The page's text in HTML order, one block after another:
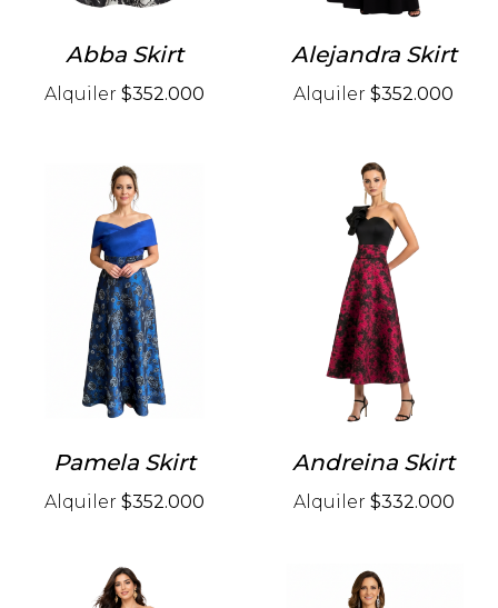
Abba Skirt
Alquiler $352.000
Alejandra Skirt
Alquiler $352.000
Pamela Skirt
Alquiler $352.000
Andreina Skirt
Alquiler $332.000